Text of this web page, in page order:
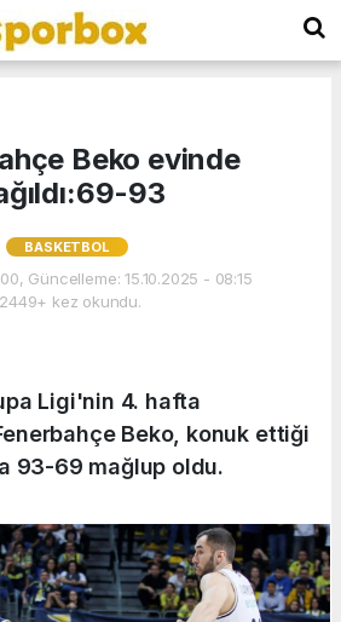
Beko evinde
93
BASKETBOL
Güncelleme: 15.10.2025 - 08:15
2449+ kez okundu.
Ligi'nin 4. hafta
Beko, konuk ettiği
93-69 mağlup oldu.